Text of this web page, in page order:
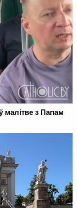
малітве з Папам